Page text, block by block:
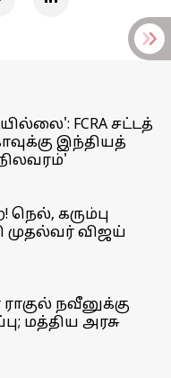
FCRA சட்டத்
இந்தியத்
கரும்பு
விஜய்
நவீனுக்கு
மத்திய அரசு